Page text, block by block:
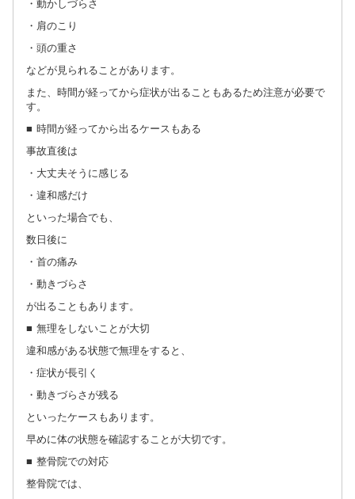
・動かしづらさ
・肩のこり
・頭の重さ
などが見られることがあります。
また、時間が経ってから症状が出ることもあるため注意が必要で
す。
■ 時間が経ってから出るケースもある
事故直後は
・大丈夫そうに感じる
・違和感だけ
といった場合でも、
数日後に
・首の痛み
・動きづらさ
が出ることもあります。
■ 無理をしないことが大切
違和感がある状態で無理をすると、
・症状が長引く
・動きづらさが残る
といったケースもあります。
早めに体の状態を確認することが大切です。
■ 整骨院での対応
整骨院では、